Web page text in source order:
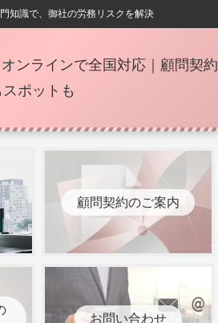
知識で、御社の労務リスクを解決
ンラインで全国対応｜顧問契約
スポットも
顧問契約のご案内
お問い合わせ